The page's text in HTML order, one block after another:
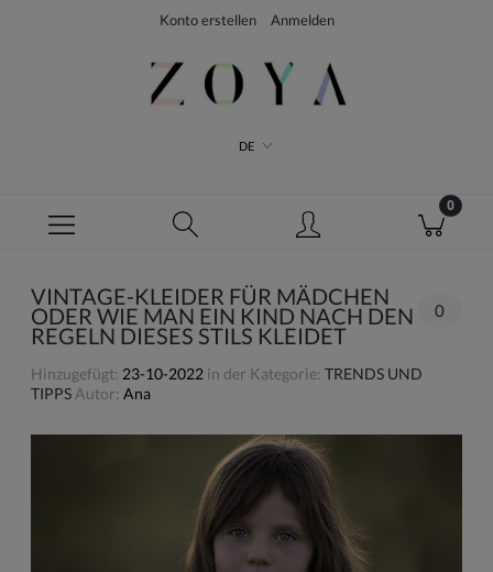
Konto erstellen Anmelden
DE
VINTAGE-KLEIDER FÜR MÄDCHEN
ODER WIE MAN EIN KIND NACH DEN
REGELN DIESES STILS KLEIDET
0
Hinzugefügt: 23-10-2022 in der Kategorie: TRENDS UND
TIPPS Autor: Ana